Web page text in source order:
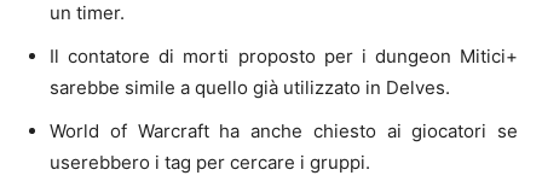
un timer.
Il contatore di morti proposto per i dungeon Mitici+
sarebbe simile a quello già utilizzato in Delves.
World of Warcraft ha anche chiesto ai giocatori se
userebbero i tag per cercare i gruppi.